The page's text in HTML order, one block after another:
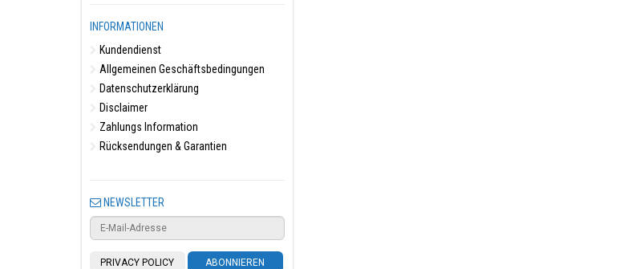
INFORMATIONEN
Kundendienst
Allgemeinen Geschäftsbedingungen
Datenschutzerklärung
Disclaimer
Zahlungs Information
Rücksendungen & Garantien
NEWSLETTER
PRIVACY POLICY ABONNIEREN